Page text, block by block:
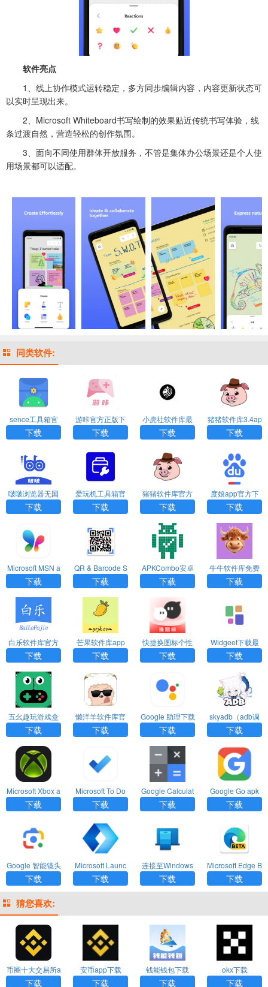
软件亮点
1、线上协作模式运转稳定，多方同步编辑内容，内容更新状态可
以实时呈现出来。
2、Microsoft Whiteboard书写绘制的效果贴近传统书写体验，线
条过渡自然，营造轻松的创作氛围。
3、面向不同使用群体开放服务，不管是集体办公场景还是个人使
用场景都可以适配。
同类软件:
sence工具箱官
方版下载
下载
游咔官方正版下
载
下载
小虎社软件库最
新版本
下载
猪猪软件库3.4ap
k
下载
啵啵浏览器无国
界全球通最新版
下载
爱玩机工具箱官
网版下载
下载
猪猪软件库官方
版下载
下载
度娘app官方下
载
下载
Microsoft MSN a
pk下载
下载
QR & Barcode S
canner安卓版下
载
下载
APKCombo安卓
下载
下载
牛牛软件库免费
下载
下载
白乐软件库官方
最新版本
下载
芒果软件库app
下载正版
下载
快捷换图标个性
化官方版正版
下载
Widgeet下载最
新版
下载
五幺趣玩游戏盒
子官方正版下载
下载
懒洋羊软件库官
方下载最新版
下载
Google 助理下载
安卓版
下载
skyadb（adb调
试软件）APP官
方版
下载
Microsoft Xbox a
pp最新版
下载
Microsoft To Do
手机版
下载
Google Calculat
or apk下载
下载
Google Go apk
下载
下载
Google 智能镜头
app下载
下载
Microsoft Launc
her中文下载
下载
连接至Windows
应用下载
下载
Microsoft Edge B
eta apk下载
下载
猜您喜欢:
币圈十大交易所a
pp下载
下载
安币app下载
下载
钱能钱包下载
下载
okx下载
下载